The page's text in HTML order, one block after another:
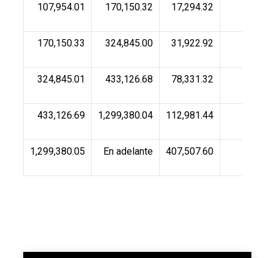
107,954.01 170,150.32 17,294.32
170,150.33 324,845.00 31,922.92
324,845.01 433,126.68 78,331.32
433,126.69 1,299,380.04 112,981.44
1,299,380.05 En adelante 407,507.60